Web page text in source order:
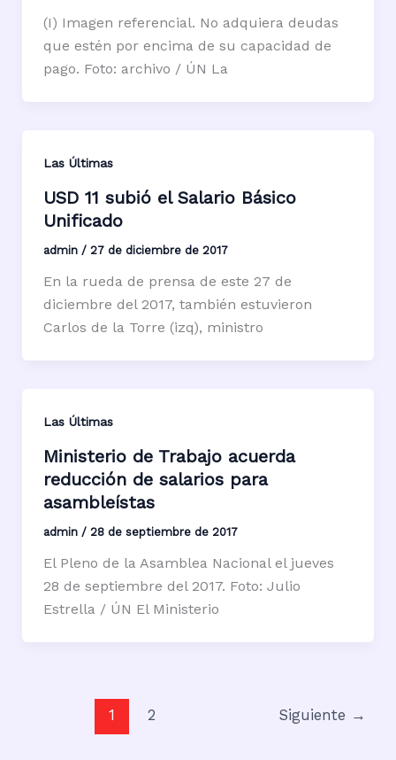
(I) Imagen referencial. No adquiera deudas
que estén por encima de su capacidad de
pago. Foto: archivo / ÚN La
Las Últimas
USD 11 subió el Salario Básico
Unificado
admin / 27 de diciembre de 2017
En la rueda de prensa de este 27 de
diciembre del 2017, también estuvieron
Carlos de la Torre (izq), ministro
Las Últimas
Ministerio de Trabajo acuerda
reducción de salarios para
asambleístas
admin / 28 de septiembre de 2017
El Pleno de la Asamblea Nacional el jueves
28 de septiembre del 2017. Foto: Julio
Estrella / ÚN El Ministerio
1 2 Siguiente →